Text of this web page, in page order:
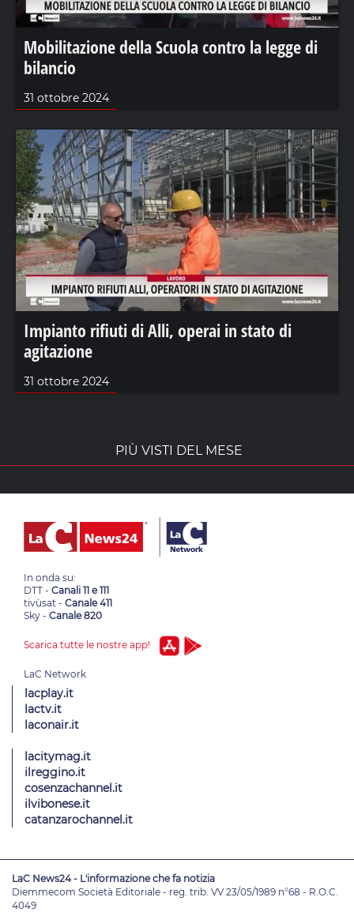
Mobilitazione della Scuola contro la legge di
bilancio
31 ottobre 2024
Impianto rifiuti di Alli, operai in stato di
agitazione
31 ottobre 2024
PIÙ VISTI DEL MESE
In onda su:
DTT - Canali 11 e 111
tivùsat - Canale 411
Sky - Canale 820
Scarica tutte le nostre app!
lacplay.it
lactv.it
laconair.it
lacitymag.it
ilreggino.it
cosenzachannel.it
ilvibonese.it
catanzarochannel.it
LaC News24 - L'informazione che fa notizia
Diemmecom Società Editoriale - reg. trib. VV 23/05/1989 n°68 - R.O.C.
4049